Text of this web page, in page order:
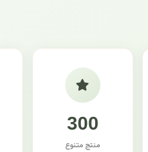
300
منتج متنوع